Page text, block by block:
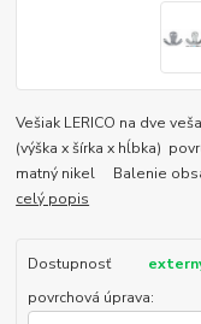
Vešiak LERICO na dve
(výška x šírka x hĺbka)
matný nikel Balenie
celý popis
Dostupnosť
povrchová úprava: